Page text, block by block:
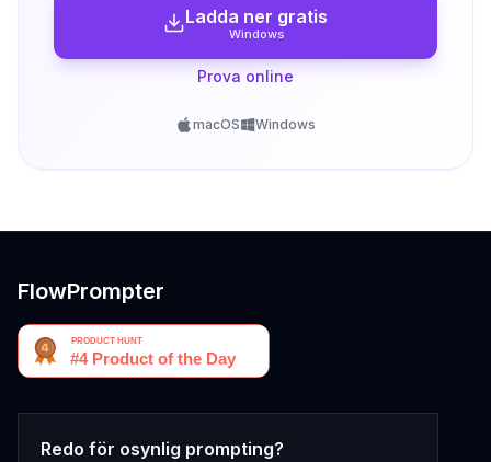
Ladda ner gratis
Windows
Prova online
macOS Windows
FlowPrompter
Redo för osynlig prompting?